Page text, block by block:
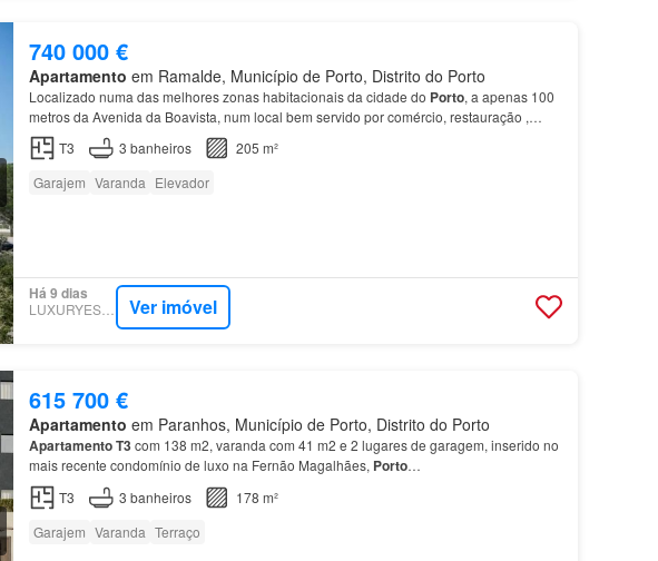
740 000 €
Apartamento em Ramalde, Município de Porto, Distrito do Porto
Localizado numa das melhores zonas habitacionais da cidade do Porto, a apenas 100
metros da Avenida da Boavista, num local bem servido por comércio, restauração ,
farmácia, Igreja, transportes, escolas e supermercado a curtís…
T3 3 banheiros
205 m²
Garajem Varanda Elevador
Há 9 dias
LUXURYESTATE Ver imóvel
615 700 €
Apartamento em Paranhos, Município de Porto, Distrito do Porto
ApartamentoT3com 138 m2, varanda com 41 m2 e 2 lugares de garagem, inserido no
mais recente condomínio de luxo na Fernão Magalhães, Porto…
T3
3 banheiros
178 m²
Garajem Varanda Terraço